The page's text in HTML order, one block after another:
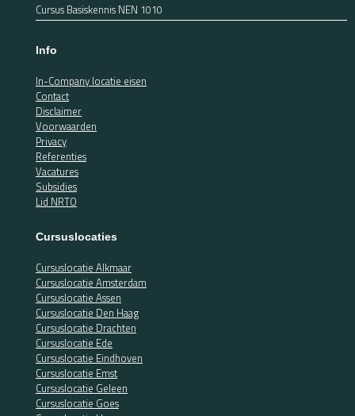
Cursus Basiskennis NEN 1010
Info
In-Company locatie eisen
Contact
Disclaimer
Voorwaarden
Privacy
Referenties
Vacatures
Subsidies
Lid NRTO
Cursuslocaties
Cursuslocatie Alkmaar
Cursuslocatie Amsterdam
Cursuslocatie Assen
Cursuslocatie Den Haag
Cursuslocatie Drachten
Cursuslocatie Ede
Cursuslocatie Eindhoven
Cursuslocatie Emst
Cursuslocatie Geleen
Cursuslocatie Goes